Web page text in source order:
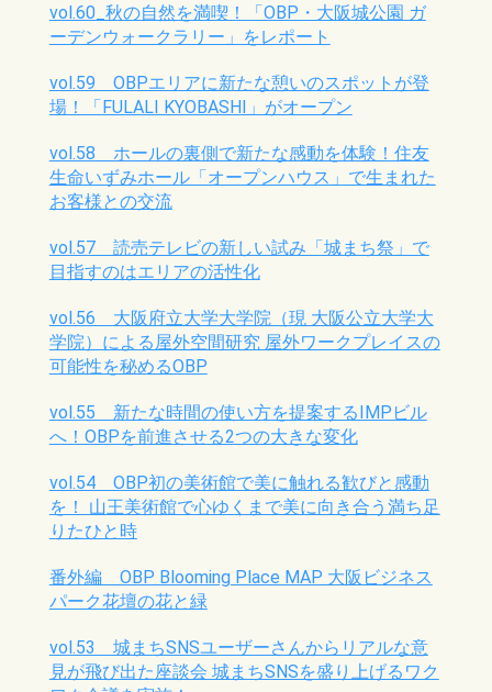
vol.60_秋の自然を満喫！「OBP・大阪城公園 ガ
ーデンウォークラリー」をレポート
vol.59 OBPエリアに新たな憩いのスポットが登
場！「FULALI KYOBASHI」がオープン
vol.58 ホールの裏側で新たな感動を体験！住友
生命いずみホール「オープンハウス」で生まれた
お客様との交流
vol.57 読売テレビの新しい試み「城まち祭」で
目指すのはエリアの活性化
vol.56 大阪府立大学大学院（現 大阪公立大学大
学院）による屋外空間研究 屋外ワークプレイスの
可能性を秘めるOBP
vol.55 新たな時間の使い方を提案するIMPビル
へ！OBPを前進させる2つの大きな変化
vol.54 OBP初の美術館で美に触れる歓びと感動
を！ 山王美術館で心ゆくまで美に向き合う満ち足
りたひと時
番外編 OBP Blooming Place MAP 大阪ビジネス
パーク花壇の花と緑
vol.53 城まちSNSユーザーさんからリアルな意
見が飛び出た座談会 城まちSNSを盛り上げるワク